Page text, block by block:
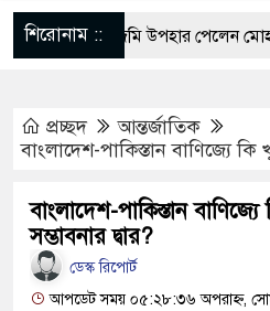
শিরোনাম ::
যোগ দিয়েই জমি উপহার পেলেন
এক করলেও লাভ হবে না: সৌদিকে
প্রচ্ছদ
আন্তর্জাতিক
বাংলাদেশ-পাকিস্তান বাণিজ্যে
বাংলাদেশ-পাকিস্তান
সম্ভাবনার দ্বার?
ডেস্ক রিপোর্ট
আপডেট সময় ০৫:২৮:৩৬ অপরাহ্ন,